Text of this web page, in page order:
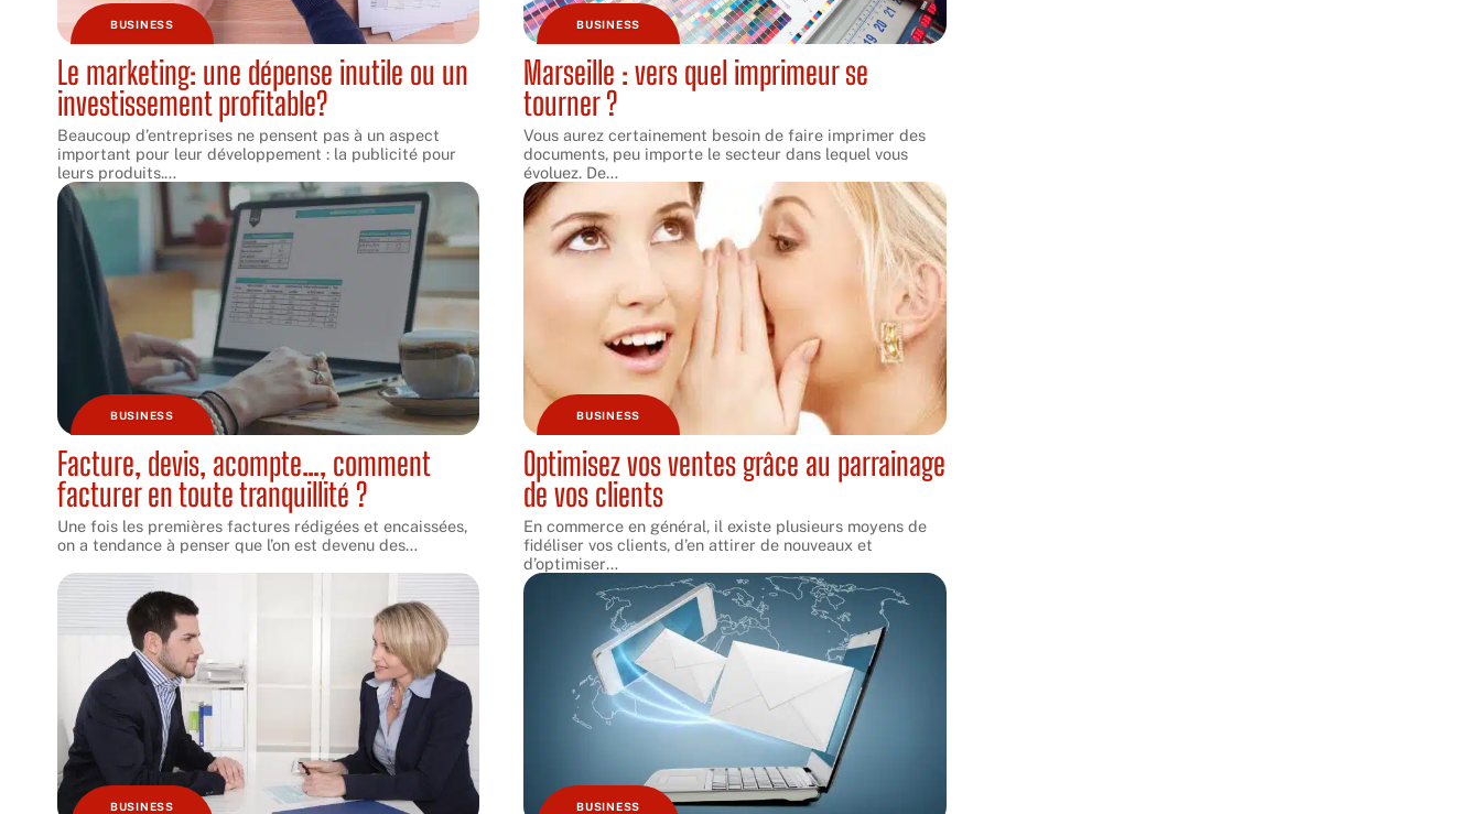
BUSINESS
Le marketing: une dépense inutile ou un
investissement profitable?
Beaucoup d’entreprises ne pensent pas à un aspect
important pour leur développement : la publicité pour
leurs produits.…
BUSINESS
Marseille : vers quel imprimeur se
tourner ?
Vous aurez certainement besoin de faire imprimer des
documents, peu importe le secteur dans lequel vous
évoluez. De…
BUSINESS
Facture, devis, acompte…, comment
facturer en toute tranquillité ?
Une fois les premières factures rédigées et encaissées,
on a tendance à penser que l’on est devenu des…
BUSINESS
Optimisez vos ventes grâce au parrainage
de vos clients
En commerce en général, il existe plusieurs moyens de
fidéliser vos clients, d’en attirer de nouveaux et
d’optimiser…
BUSINESS BUSINESS